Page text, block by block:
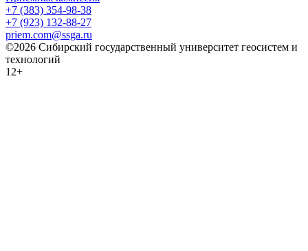
+7 (383) 354-98-38
+7 (923) 132-88-27
priem.com@ssga.ru
©2026 Сибирский государственный университет геосистем и
технологий
12+